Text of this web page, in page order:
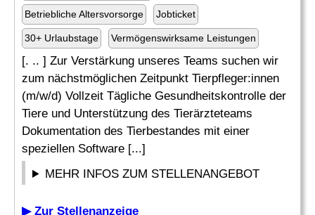
Betriebliche Altersvorsorge Jobticket
30+ Urlaubstage Vermögenswirksame Leistungen
[. .. ] Zur Verstärkung unseres Teams suchen wir
zum nächstmöglichen Zeitpunkt Tierpfleger:innen
(m/w/d) Vollzeit Tägliche Gesundheitskontrolle der
Tiere und Unterstützung des Tierärzteteams
Dokumentation des Tierbestandes mit einer
speziellen Software [...]
MEHR INFOS ZUM STELLENANGEBOT
▶ Zur Stellenanzeige